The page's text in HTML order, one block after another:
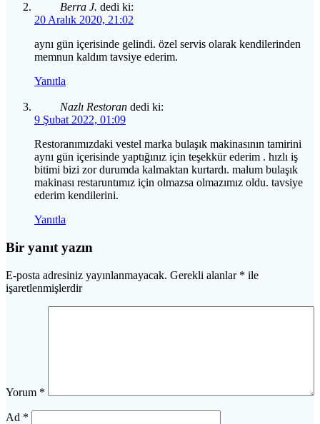
Berra J. dedi ki:
20 Aralık 2020, 21:02
aynı gün içerisinde gelindi. özel servis olarak kendilerinden
memnun kaldım tavsiye ederim.
Yanıtla
Nazlı Restoran dedi ki:
9 Şubat 2022, 01:09
Restoranımızdaki vestel marka bulaşık makinasının tamirini
aynı gün içerisinde yaptığınız için teşekkür ederim . hızlı iş
bitimi bizi zor durumda kalmaktan kurtardı. malum bulaşık
makinası restaruntımız için olmazsa olmazımız oldu. tavsiye
ederim kendilerini.
Yanıtla
Bir yanıt yazın
E-posta adresiniz yayınlanmayacak. Gerekli alanlar * ile
işaretlenmişlerdir
Yorum *
Ad *